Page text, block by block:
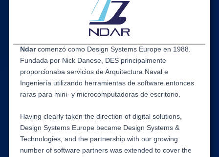
Ndarcomenzó como Design Systems Europe en 1988.
Fundada por Nick Danese, DES principalmente
proporcionaba servicios de Arquitectura Naval e
Ingeniería utilizando herramientas de software entonces
raras para mini- y microcomputadoras de escritorio.
Having clearly taken the direction of digital solutions,
Design Systems Europe became Design Systems &
Technologies, and the partnership with our growing
number of software partners was extended to cover the